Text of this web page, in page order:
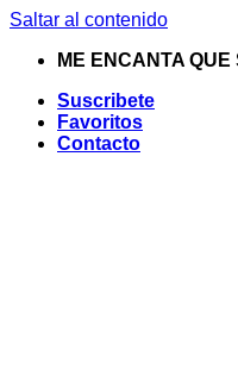
Saltar al contenido
ME ENCANTA
Suscribete
Favoritos
Contacto